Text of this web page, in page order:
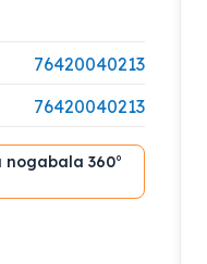
76420040213
76420040213
360°